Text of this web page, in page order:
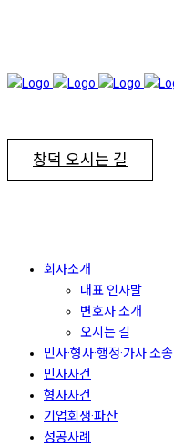
창덕 오시는 길
회사소개
대표 인사말
변호사 소개
오시는 길
민사·형사·행정·가사 소송
민사사건
형사사건
기업회생·파산
성공사례